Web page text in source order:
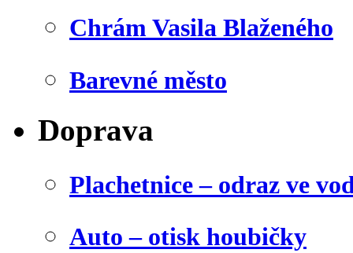
Chrám Vasila Blaženého
Barevné město
Doprava
Plachetnice – odraz ve
Auto – otisk houbičky